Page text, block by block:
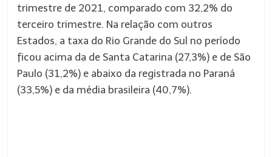
trimestre de 2021, comparado com 32,2% do
terceiro trimestre. Na relação com outros
Estados, a taxa do Rio Grande do Sul no período
ficou acima da de Santa Catarina (27,3%) e de São
Paulo (31,2%) e abaixo da registrada no Paraná
(33,5%) e da média brasileira (40,7%).